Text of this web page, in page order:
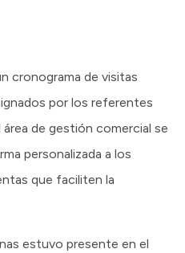
cronograma de visitas
por los referentes
de gestión comercial se
personalizada a los
que faciliten la
estuvo presente en el